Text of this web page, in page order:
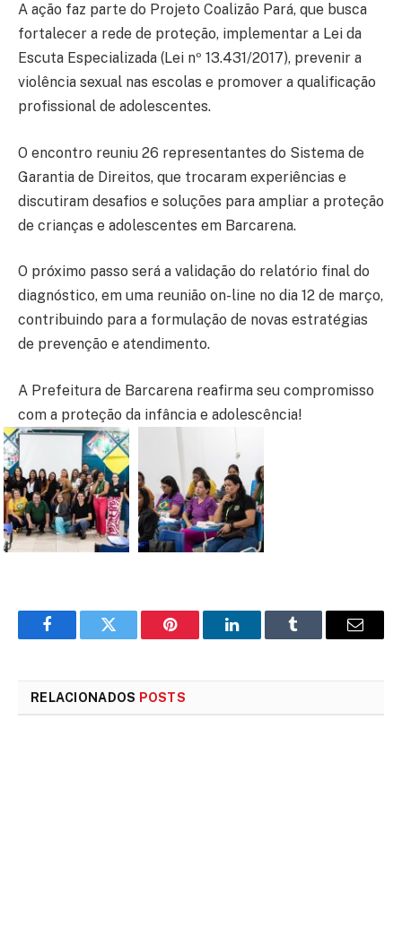
A ação faz parte do Projeto Coalizão Pará, que busca
fortalecer a rede de proteção, implementar a Lei da
Escuta Especializada (Lei nº 13.431/2017), prevenir a
violência sexual nas escolas e promover a qualificação
profissional de adolescentes.
O encontro reuniu 26 representantes do Sistema de
Garantia de Direitos, que trocaram experiências e
discutiram desafios e soluções para ampliar a proteção
de crianças e adolescentes em Barcarena.
O próximo passo será a validação do relatório final do
diagnóstico, em uma reunião on-line no dia 12 de março,
contribuindo para a formulação de novas estratégias
de prevenção e atendimento.
A Prefeitura de Barcarena reafirma seu compromisso
com a proteção da infância e adolescência!
FacebookTwitter Pinterest LinkedInTumblr
E-
RELACIONADOS POSTS